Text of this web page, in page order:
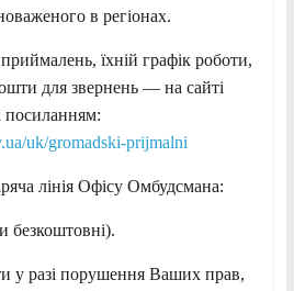
в регіонах.
їхній графік роботи,
для звернень — на сайті
посиланням:
uk/gromadski-prijmalni
лінія Офісу Омбудсмана:
безкоштовні).
у разі порушення Ваших прав,